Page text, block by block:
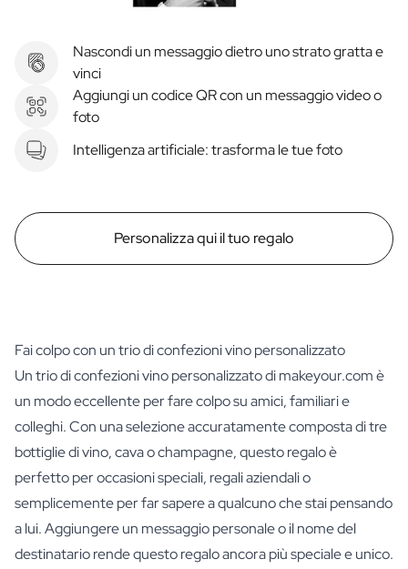
Nascondi un messaggio dietro uno strato gratta e
vinci
Aggiungi un codice QR con un messaggio video o
foto
Intelligenza artificiale: trasforma le tue foto
Personalizza qui il tuo regalo
Fai colpo con un trio di confezioni vino personalizzato
Un trio di confezioni vino personalizzato di makeyour.com è
un modo eccellente per fare colpo su amici, familiari e
colleghi. Con una selezione accuratamente composta di tre
bottiglie di vino, cava o champagne, questo regalo è
perfetto per occasioni speciali, regali aziendali o
semplicemente per far sapere a qualcuno che stai pensando
a lui. Aggiungere un messaggio personale o il nome del
destinatario rende questo regalo ancora più speciale e unico.